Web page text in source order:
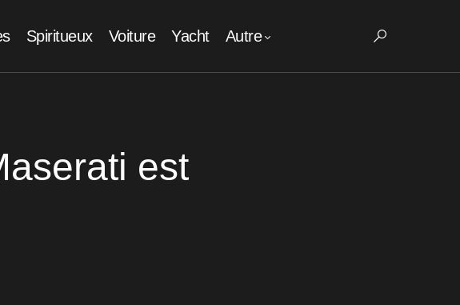
Spiritueux Voiture Yacht Autre
est